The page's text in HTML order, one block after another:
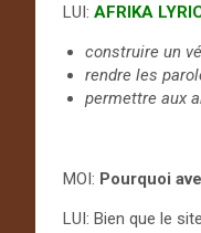
LUI: AFRIKA
construire un
rendre les
permettre aux
MOI: Pourquoi
LUI: Bien que le